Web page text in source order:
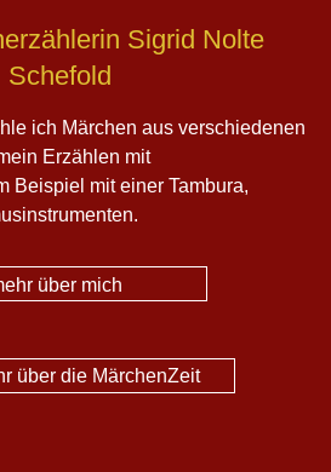
Sigrid Nolte
Schefold
ich Märchen aus verschiedenen
Erzählen mit
Beispiel mit einer Tambura,
über mich
über die MärchenZeit